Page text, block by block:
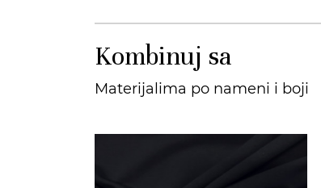
Kombinuj sa
Materijalima po nameni i boji